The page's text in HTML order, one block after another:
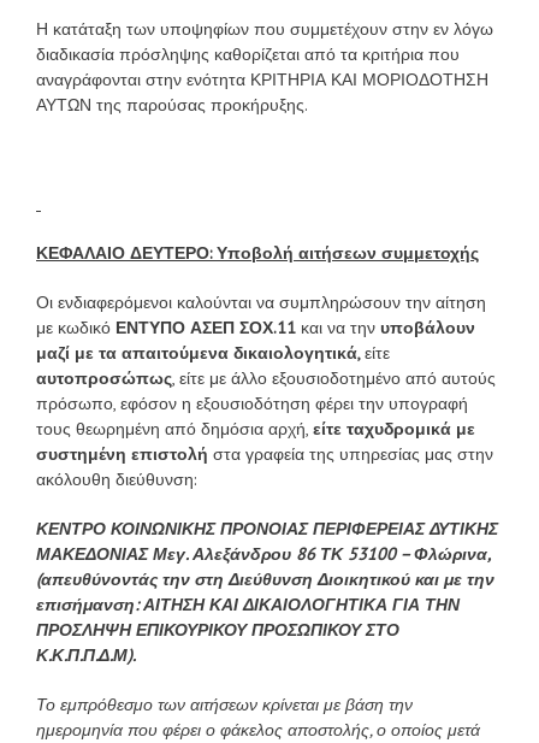
Η κατάταξη των υποψηφίων που συμμετέχουν στην εν λόγω
διαδικασία πρόσληψης καθορίζεται από τα κριτήρια που
αναγράφονται στην ενότητα ΚΡΙΤΗΡΙΑ ΚΑΙ ΜΟΡΙΟΔΟΤΗΣΗ
ΑΥΤΩΝ της παρούσας προκήρυξης.
ΚΕΦΑΛΑΙΟ ΔΕΥΤΕΡΟ: Υποβολή αιτήσεων συμμετοχής
Οι ενδιαφερόμενοι καλούνται να συμπληρώσουν την αίτηση
με κωδικό ΕΝΤΥΠΟ ΑΣΕΠ ΣΟΧ.11 και να την υποβάλουν
μαζί με τα απαιτούμενα δικαιολογητικά,είτε
αυτοπροσώπως, είτε με άλλο εξουσιοδοτημένο από αυτούς
πρόσωπο, εφόσον η εξουσιοδότηση φέρει την υπογραφή
τους θεωρημένη από δημόσια αρχή, είτε ταχυδρομικά με
συστημένη επιστολή στα γραφεία της υπηρεσίας μας στην
ακόλουθη διεύθυνση:
ΚΕΝΤΡΟ ΚΟΙΝΩΝΙΚΗΣ ΠΡΟΝΟΙΑΣ ΠΕΡΙΦΕΡΕΙΑΣ ΔΥΤΙΚΗΣ
ΜΑΚΕΔΟΝΙΑΣΜεγ. Αλεξάνδρου 86 ΤΚ 53100 – Φλώρινα,
(απευθύνοντάς την στη Διεύθυνση Διοικητικού και με την
επισήμανση: ΑΙΤΗΣΗ ΚΑΙ ΔΙΚΑΙΟΛΟΓΗΤΙΚΑ ΓΙΑ ΤΗΝ
ΠΡΟΣΛΗΨΗ ΕΠΙΚΟΥΡΙΚΟΥ ΠΡΟΣΩΠΙΚΟΥ ΣΤΟ
Κ.Κ.Π.Π.Δ.Μ).
Το εμπρόθεσμο των αιτήσεων κρίνεται με βάση την
ημερομηνία που φέρει ο φάκελος αποστολής, ο οποίος μετά